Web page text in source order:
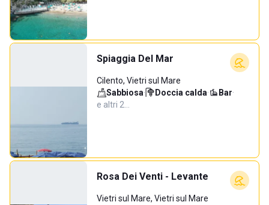
Spiaggia Del Mar
Cilento, Vietri sul Mare
Sabbiosa· Doccia calda· Bar·
e altri 2…
Rosa Dei Venti - Levante
Vietri sul Mare, Vietri sul Mare